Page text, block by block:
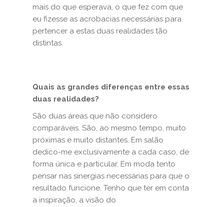
mais do que esperava, o que fez com que
eu fizesse as acrobacias necessárias para
pertencer a estas duas realidades tão
distintas.
Quais as grandes diferenças entre essas
duas realidades?
São duas áreas que não considero
comparáveis. São, ao mesmo tempo, muito
próximas e muito distantes. Em salão
dedico-me exclusivamente a cada caso, de
forma única e particular. Em moda tento
pensar nas sinergias necessárias para que o
resultado funcione. Tenho que ter em conta
a inspiração, a visão do